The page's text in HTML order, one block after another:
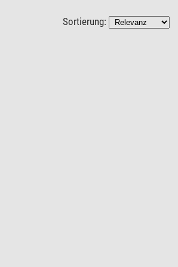
Sortierung: